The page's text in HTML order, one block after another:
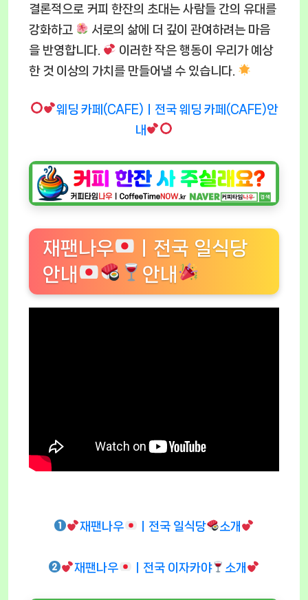
결론적으로 커피 한잔의 초대는 사람들 간의 유대를
강화하고
서로의 삶에 더 깊이 관여하려는 마음
을 반영합니다.
이러한 작은 행동이 우리가 예상
한 것 이상의 가치를 만들어낼 수 있습니다.
웨딩 카페(CAFE)ㅣ전국 웨딩 카페(CAFE)안
내
재팬나우
ㅣ전국 일식당
안내
안내
재팬나우 ㅣ전국 일식당 소개
재팬나우 ㅣ전국 이자카야 소개